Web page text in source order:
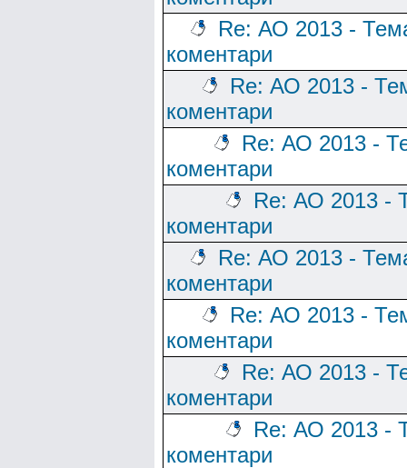
Re: АО 2013 -
коментари
Re: АО 2013 -
коментари
Re: АО 2013 -
коментари
Re: АО 2013 -
коментари
Re: АО 2013 -
коментари
Re: АО 2013 -
коментари
Re: АО 2013 -
коментари
Re: АО 2013 -
коментари